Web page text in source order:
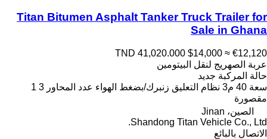
Titan Bitumen Asphalt Tanker Truck Trailer for
Sale in Ghana
TND 41,020.000 $14,000 ≈ €12,120
عربة الصهريج لنقل البيتومين
حالة المركبة جديد
سعة 40 م3 نظام التعليق زنبرك/بضغط الهواء عدد المحاور 3
1
مقصورة
الصين، Jinan
Shandong Titan Vehicle Co., Ltd.
الاتصال بالبائع